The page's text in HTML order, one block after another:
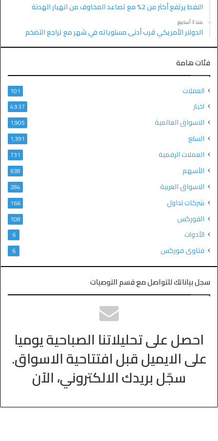
النفط يرتفع أكثر من 2% مع تصاعد المخاوف من انهيار الهدنة
منذ 3 أسابيع
الدولار الأمريكي قرب أدنى مستوياته في شهر مع تراجع التضخم
فئات هامة
العملات 101
اخبار 4٬937
الاسواق العالمية 1٬905
السلع 1٬391
العملات الرقمية 731
الأسهم 638
الاسواق العربية 284
شركات تداول 166
الفوركس 108
الأدوات 6
فتاوى فوركس 6
سجل بياناتك للتواصل مع قسم التوصيات
احصل على تحليلاتنا الصباحية يوميا
على الايميل قبل افتتاحية الاسواق.
سجّل بريدك الالكتروني، الآن